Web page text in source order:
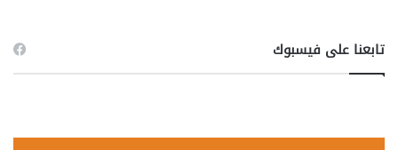
تابعنا على فيسبوك